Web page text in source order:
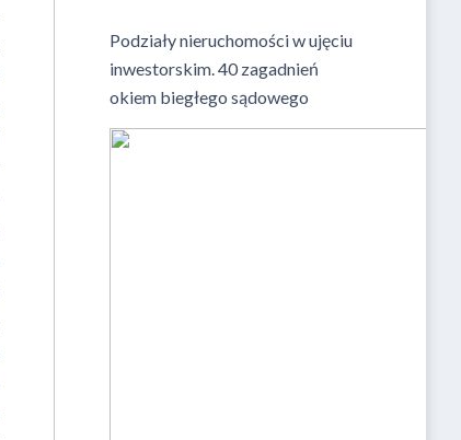
Podziały nieruchomości w ujęciu
inwestorskim. 40 zagadnień
okiem biegłego sądowego